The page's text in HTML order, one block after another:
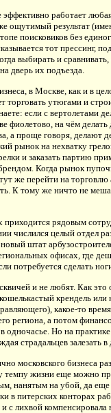
работает
ощутимый результат
поисковиков без
тот прессинг,
выбирать и
дверь их подъезда.
в Москве, как и в
торговать утюгами и
если с вертолетами
фиолетово, на чём
а проще говоря, делают
рынок на нехватку
и заказать партию
Когда рынок
же перейти на
К тому же ничто не
приходится рядовым
числился целый отдел
штат
офисах, где
потребуется сделать
и не любят. Как
крендель или
какое-то
региона, а потом
одночасье. Но на
страдальцев залезать в
московского бизнеса
темпу жизни еще можно
нанятым на убой, да
в питерских конторах
с лихвой